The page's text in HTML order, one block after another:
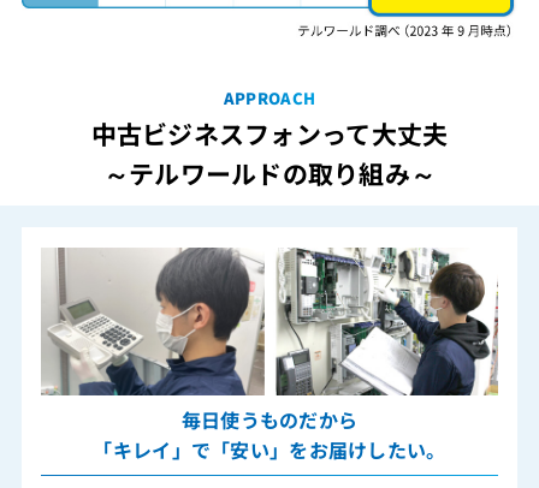
APPROACH
中古ビジネスフォンって大丈夫
～テルワールドの取り組み～
毎日使うものだから
「キレイ」で「安い」をお届けしたい。